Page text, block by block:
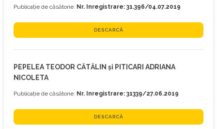
Publicație de căsătorie: Nr. Inregistrare: 31.396/04.07.2019
DESCARCĂ
PEPELEA TEODOR CĂTĂLIN și PITICARI ADRIANA
NICOLETA
Publicație de căsătorie: Nr. Inregistrare: 31339/27.06.2019
DESCARCĂ